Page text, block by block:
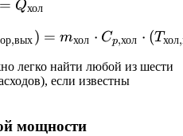
Q_{\text{гор}} =
= Qхол
m_{\text{гор}} \cdot
,вых) = mхол ⋅ Cp,хол ⋅ (Tхол,
легко найти любой из шести
если известны
мощности